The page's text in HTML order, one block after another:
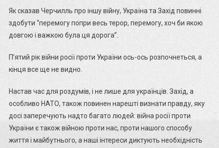
Як сказав Черчилль про іншу війну, Україна та Захід повинні
здобути “перемогу попри весь терор, перемогу, хоч би якою
довгою і важкою була ця дорога”.
П’ятий рік війни росії проти України ось-ось розпочнеться, а
кінця все ще не видно.
Настав час для роздумів, і не лише для українців. Захід, а
особливо НАТО, також повинен нарешті визнати правду, яку
досі заперечують надто багато людей: війна росії проти
України є також війною проти нас, проти нашого способу
життя і майбутнього, а наші інтереси диктують необхідність